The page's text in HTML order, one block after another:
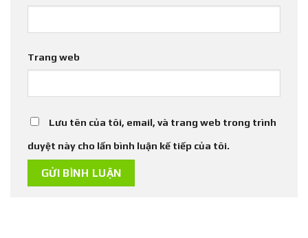
Trang web
Lưu tên của tôi, email, và trang web trong trình
duyệt này cho lần bình luận kế tiếp của tôi.